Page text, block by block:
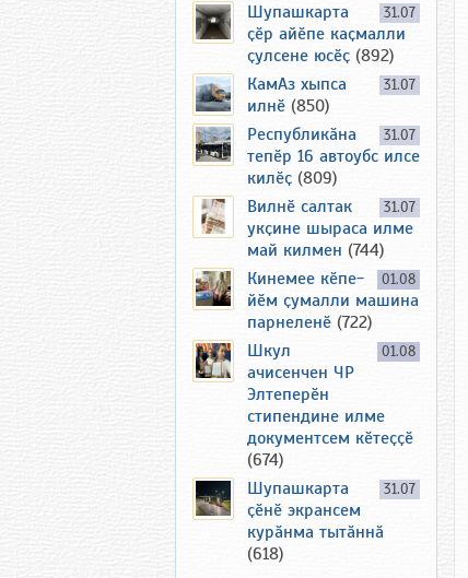
31.07
Шупашкарта
ҫӗр айӗпе каҫмалли
ҫулсене юсӗҫ (892)
31.07
КамАз хыпса
илнӗ (850)
31.07
Республикӑна
тепӗр 16 автоубс илсе
килӗҫ (809)
31.07
Вилнӗ салтак
укҫине шыраса илме
май килмен (744)
01.08
Кинемее кӗпе-
йӗм ҫумалли машина
парнеленӗ (722)
01.08
Шкул
ачисенчен ЧР
Элтеперӗн
стипендине илме
документсем кӗтеҫҫӗ
(674)
31.07
Шупашкарта
ҫӗнӗ экрансем
курӑнма тытӑннӑ
(618)